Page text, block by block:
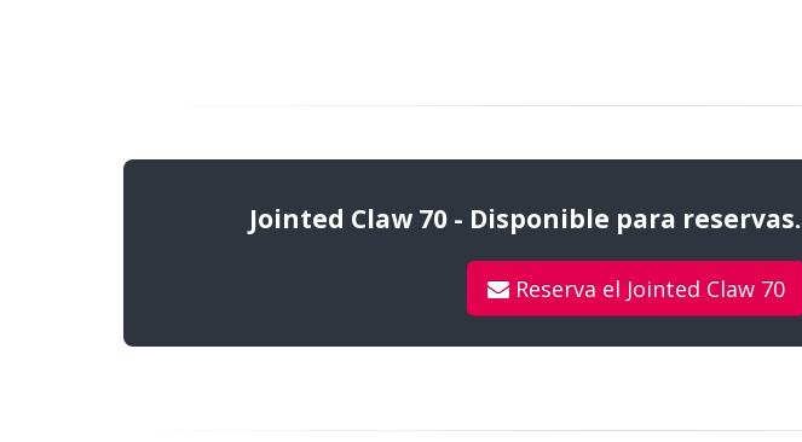
Jointed Claw 70 - Disponible para reservas.
Reserva el Jointed Claw 70